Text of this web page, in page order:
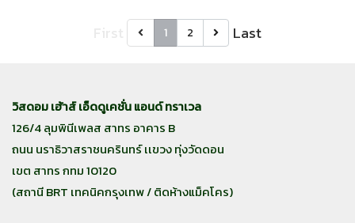
1 2 Last
วิสดอม เฮ้าส์ เอ็ดดูเคชั่น แอนด์ ทราเวล
126/4 ลุมพินีเพลส สาทร อาคาร B
ถนน นราธิวาสราชนครินทร์ เเขวง ทุ่งวัดดอน
เขต สาทร กทม 10120
(สถานี BRT เทคนิคกรุงเทพ / ติดห้างแม็คโคร)